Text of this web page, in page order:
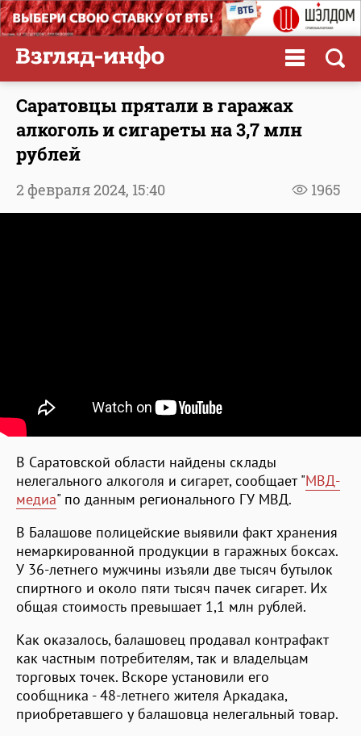
Саратовцы прятали в гаражах
алкоголь и сигареты на 3,7 млн
рублей
1965
2 февраля 2024, 15:40
В Саратовской области найдены склады
нелегального алкоголя и сигарет, сообщает "МВД-
медиа" по данным регионального ГУ МВД.
В Балашове полицейские выявили факт хранения
немаркированной продукции в гаражных боксах.
У 36-летнего мужчины изъяли две тысяч бутылок
спиртного и около пяти тысяч пачек сигарет. Их
общая стоимость превышает 1,1 млн рублей.
Как оказалось, балашовец продавал контрафакт
как частным потребителям, так и владельцам
торговых точек. Вскоре установили его
сообщника - 48-летнего жителя Аркадака,
приобретавшего у балашовца нелегальный товар.